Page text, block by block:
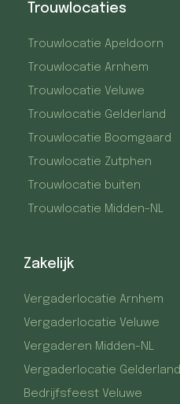
Trouwlocaties
Trouwlocatie Apeldoorn
Trouwlocatie Arnhem
Trouwlocatie Veluwe
Trouwlocatie Gelderland
Trouwlocatie Boomgaard
Trouwlocatie Zutphen
Trouwlocatie buiten
Trouwlocatie Midden-NL
Zakelijk
Vergaderlocatie Arnhem
Vergaderlocatie Veluwe
Vergaderen Midden-NL
Vergaderlocatie Gelderland
Bedrijfsfeest Veluwe